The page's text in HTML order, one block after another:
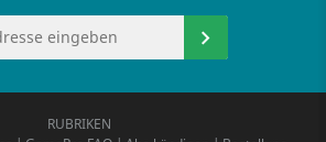
RUBRIKEN